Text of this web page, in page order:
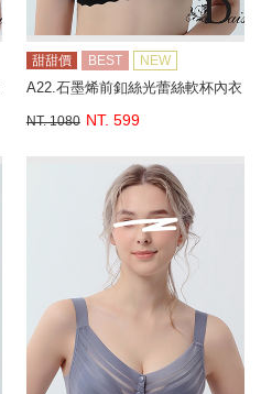
甜甜價 BEST NEW
A22.石墨烯前釦絲光蕾絲軟杯內衣
NT. 1080 NT. 599